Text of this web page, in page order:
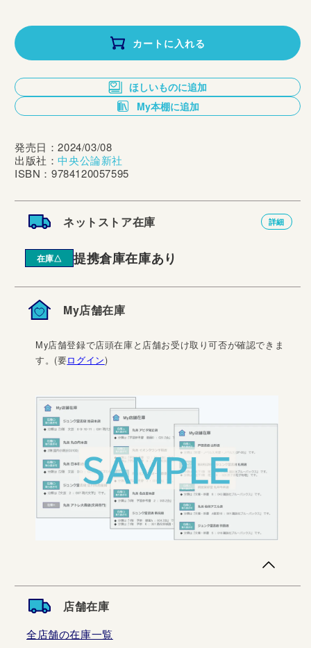
価
格
カートに入れる
ほしいものに追加
My本棚に追加
発売日：2024/03/08
出版社：中央公論新社
ISBN：9784120057595
ネットストア在庫 詳細
在庫△ 提携倉庫在庫あり
My店舗在庫
My店舗登録で店頭在庫と店舗お受け取り可否が確認できま
す。(要ログイン)
店舗在庫
全店舗の在庫一覧